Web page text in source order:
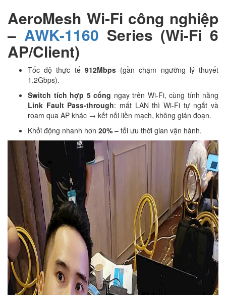
AeroMesh Wi-Fi công nghiệp
– AWK-1160 Series (Wi-Fi 6
AP/Client)
Tốc độ thực tế 912Mbps(gần chạm ngưỡng lý thuyết
1.2Gbps).
Switch tích hợp 5 cổng ngay trên Wi-Fi, cùng tính năng
Link Fault Pass-through: mất LAN thì Wi-Fi tự ngắt và
roam qua AP khác → kết nối liền mạch, không gián đoạn.
Khởi động nhanh hơn 20% – tối ưu thời gian vận hành.